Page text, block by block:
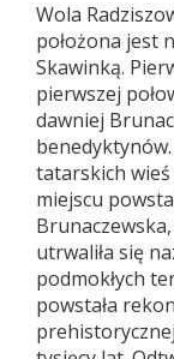
Wola
położona jest
Skawinką.
pierwszej
dawniej
tatarskich wieś
miejscu
utrwaliła się
podmokłych
powstała